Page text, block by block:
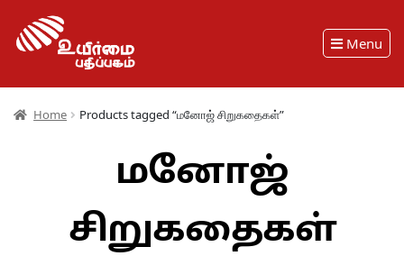
Menu
Home Products tagged “மனோஜ் சிறுகதைகள்”
மனோஜ்
சிறுகதைகள்